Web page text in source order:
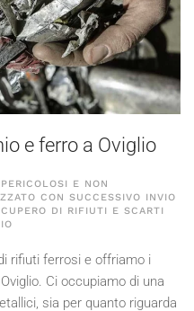
e ferro a Oviglio
E NON
CON SUCCESSIVO INVIO
DI RIFIUTI E SCARTI
rifiuti ferrosi e offriamo i
Ci occupiamo di una
sia per quanto riguarda